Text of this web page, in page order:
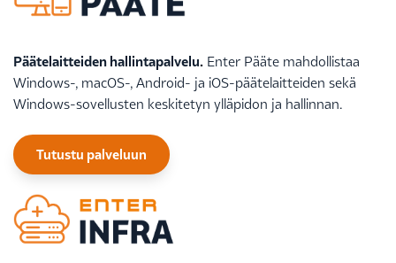
Päätelaitteiden hallintapalvelu. Enter Pääte mahdollistaa
Windows-, macOS-, Android- ja iOS-päätelaitteiden sekä
Windows-sovellusten keskitetyn ylläpidon ja hallinnan.
Tutustu palveluun